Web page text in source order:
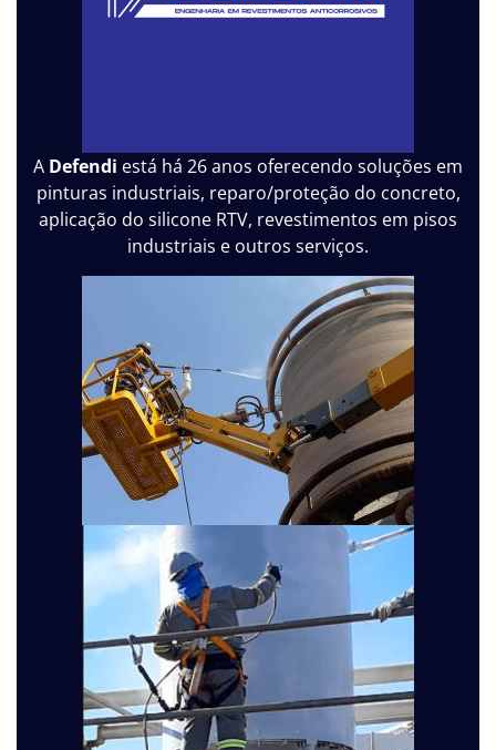
A Defendi está há 26 anos oferecendo soluções em
pinturas industriais, reparo/proteção do concreto,
aplicação do silicone RTV, revestimentos em pisos
industriais e outros serviços.